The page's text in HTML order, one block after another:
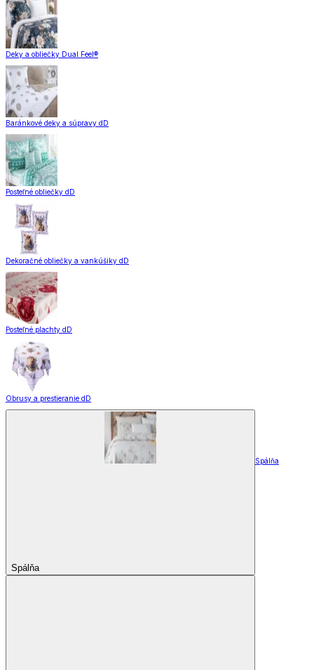
Deky a obliečky Dual Feel®
Baránkové deky a súpravy dD
Posteľné obliečky dD
Dekoračné obliečky a vankúšiky dD
Posteľné plachty dD
Obrusy a prestieranie dD
Spálňa
Spálňa